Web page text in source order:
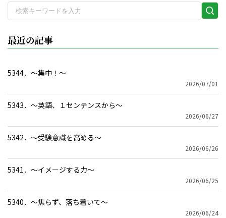
検
最近の記事
5344．～集中！〜
2026/07/01
5343．～英語、１センテンスから〜
2026/06/27
5342．～受験意識を高める〜
2026/06/26
5341．～イメージする力〜
2026/06/25
5340．～焦らず、落ち着いて〜
2026/06/24